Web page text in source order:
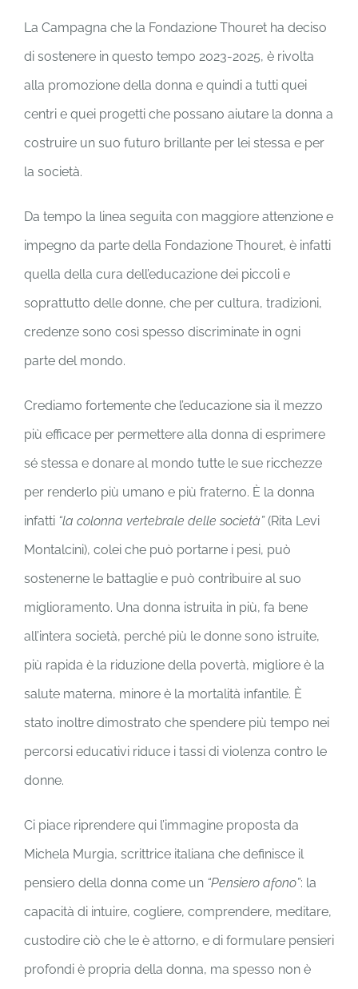
La Campagna che la Fondazione Thouret ha deciso
di sostenere in questo tempo 2023-2025, è rivolta
alla promozione della donna e quindi a tutti quei
centri e quei progetti che possano aiutare la donna a
costruire un suo futuro brillante per lei stessa e per
la società.
Da tempo la linea seguita con maggiore attenzione e
impegno da parte della Fondazione Thouret, è infatti
quella della cura dell’educazione dei piccoli e
soprattutto delle donne, che per cultura, tradizioni,
credenze sono così spesso discriminate in ogni
parte del mondo.
Crediamo fortemente che l’educazione sia il mezzo
più efficace per permettere alla donna di esprimere
sé stessa e donare al mondo tutte le sue ricchezze
per renderlo più umano e più fraterno. È la donna
infatti “la colonna vertebrale delle società”(Rita Levi
Montalcini), colei che può portarne i pesi, può
sostenerne le battaglie e può contribuire al suo
miglioramento. Una donna istruita in più, fa bene
all’intera società, perché più le donne sono istruite,
più rapida è la riduzione della povertà, migliore è la
salute materna, minore è la mortalità infantile. È
stato inoltre dimostrato che spendere più tempo nei
percorsi educativi riduce i tassi di violenza contro le
donne.
Ci piace riprendere qui l’immagine proposta da
Michela Murgia, scrittrice italiana che definisce il
pensiero della donna come un “Pensiero afono”: la
capacità di intuire, cogliere, comprendere, meditare,
custodire ciò che le è attorno, e di formulare pensieri
profondi è propria della donna, ma spesso non è